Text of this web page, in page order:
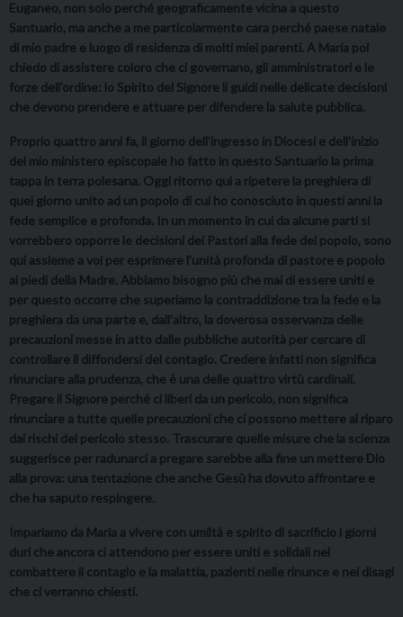
Euganeo, non solo perché geograficamente vicina a questo
Santuario, ma anche a me particolarmente cara perché paese natale
di mio padre e luogo di residenza di molti miei parenti. A Maria poi
chiedo di assistere coloro che ci governano, gli amministratori e le
forze dell’ordine: lo Spirito del Signore li guidi nelle delicate decisioni
che devono prendere e attuare per difendere la salute pubblica.
Proprio quattro anni fa, il giorno dell’ingresso in Diocesi e dell’inizio
del mio ministero episcopale ho fatto in questo Santuario la prima
tappa in terra polesana. Oggi ritorno qui a ripetere la preghiera di
quel giorno unito ad un popolo di cui ho conosciuto in questi anni la
fede semplice e profonda. In un momento in cui da alcune parti si
vorrebbero opporre le decisioni dei Pastori alla fede del popolo, sono
qui assieme a voi per esprimere l’unità profonda di pastore e popolo
ai piedi della Madre. Abbiamo bisogno più che mai di essere uniti e
per questo occorre che superiamo la contraddizione tra la fede e la
preghiera da una parte e, dall’altro, la doverosa osservanza delle
precauzioni messe in atto dalle pubbliche autorità per cercare di
controllare il diffondersi del contagio. Credere infatti non significa
rinunciare alla prudenza, che è una delle quattro virtù cardinali.
Pregare il Signore perché ci liberi da un pericolo, non significa
rinunciare a tutte quelle precauzioni che ci possono mettere al riparo
dai rischi del pericolo stesso. Trascurare quelle misure che la scienza
suggerisce per radunarci a pregare sarebbe alla fine un mettere Dio
alla prova: una tentazione che anche Gesù ha dovuto affrontare e
che ha saputo respingere.
Impariamo da Maria a vivere con umiltà e spirito di sacrificio i giorni
duri che ancora ci attendono per essere uniti e solidali nel
combattere il contagio e la malattia, pazienti nelle rinunce e nei disagi
che ci verranno chiesti.